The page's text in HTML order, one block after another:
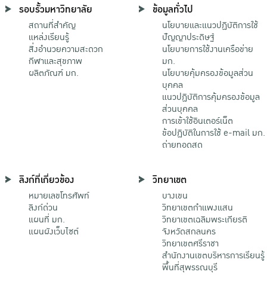
รอบรั้วมหาวิทยาลัย
สถานที่สำคัญ
แหล่งเรียนรู้
สิ่งอำนวยความสะดวก
กีฬาและสุขภาพ
ผลิตภัณฑ์ มก.
ข้อมูลทั่วไป
นโยบายและแนวปฏิบัติการใช้
ปัญญาประดิษฐ์
นโยบายการใช้งานเครือข่าย
มก.
นโยบายคุ้มครองข้อมูลส่วน
บุคคล
แนวปฏิบัติการคุ้มครองข้อมูล
ส่วนบุคคล
การเข้าใช้อินเตอร์เน็ต
ข้อปฏิบัติในการใช้ e-mail มก.
ถ่ายทอดสด
ลิงก์ที่เกี่ยวข้อง
หมายเลขโทรศัพท์
ลิงก์ด่วน
แผนที่ มก.
แผนผังเว็บไซต์
วิทยาเขต
บางเขน
วิทยาเขตกําแพงแสน
วิทยาเขตเฉลิมพระเกียรติ
จังหวัดสกลนคร
วิทยาเขตศรีราชา
สำนักงานเขตบริหารการเรียนรู้
พื้นที่สุพรรณบุรี